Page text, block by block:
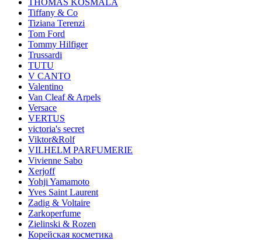
Tiffany & Co
Tiziana Terenzi
Tom Ford
Tommy Hilfiger
Trussardi
TUTU
V CANTO
Valentino
Van Cleaf & Arpels
Versace
VERTUS
victoria's secret
Viktor&Rolf
VILHELM PARFUMERIE
Vivienne Sabo
Xerjoff
Yohji Yamamoto
Yves Saint Laurent
Zadig & Voltaire
Zarkoperfume
Zielinski & Rozen
Корейская косметика